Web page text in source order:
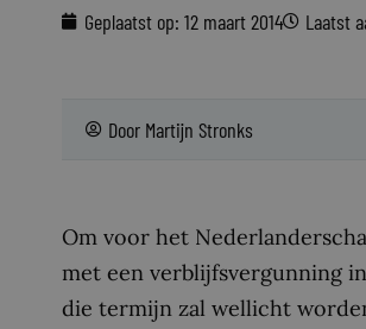
Geplaatst op: 12 maart 2014 Laatst
Door Martijn Stronks
Om voor het
met een verblijfsvergunning
die termijn zal wellicht